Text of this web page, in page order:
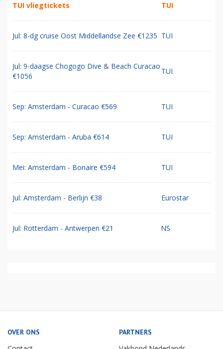
TUI vliegtickets TUI
Jul: 8-dg cruise Oost Middellandse Zee €1235 TUI
Jul: 9-daagse Chogogo Dive & Beach Curacao
€1056
TUI
Sep: Amsterdam - Curacao €569 TUI
Sep: Amsterdam - Aruba €614 TUI
Mei: Amsterdam - Bonaire €594 TUI
Jul: Amsterdam - Berlijn €38 Eurostar
Jul: Rotterdam - Antwerpen €21 NS
OVER ONS PARTNERS